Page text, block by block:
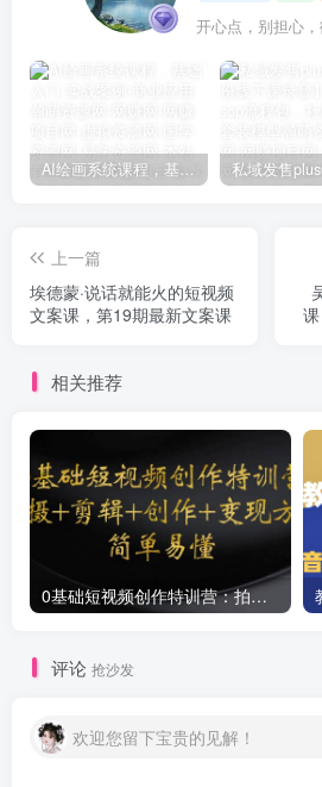
开心点，别担心
AI绘画系统课程，基础入门-实战案例-商业应用
上一篇
埃德蒙·说话就能火的短视频
文案课，第19期最新文案课
相关推荐
0基础短视频创作特训营：拍摄+剪辑+创作+变现方法
评论 抢沙发
欢迎您留下宝贵的见解！